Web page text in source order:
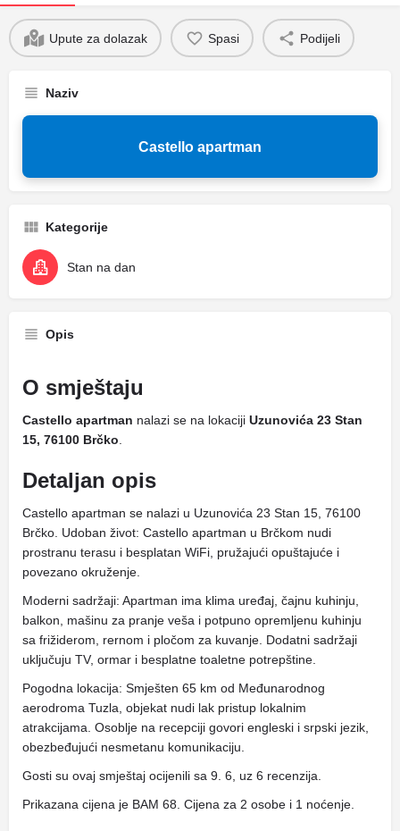
Upute za dolazak Spasi Podijeli
Naziv
Castello apartman
Kategorije
Stan na dan
Opis
O smještaju
Castello apartman nalazi se na lokaciji Uzunovića 23 Stan
15, 76100 Brčko
Detaljan opis
Castello apartman se nalazi u Uzunovića 23 Stan 15, 76100
Brčko. Udoban život: Castello apartman u Brčkom nudi
prostranu terasu i besplatan WiFi, pružajući opuštajuće i
povezano okruženje.
Moderni sadržaji: Apartman ima klima uređaj, čajnu kuhinju,
balkon, mašinu za pranje veša i potpuno opremljenu kuhinju
sa frižiderom, rernom i pločom za kuvanje. Dodatni sadržaji
uključuju TV, ormar i besplatne toaletne potrepštine.
Pogodna lokacija: Smješten 65 km od Međunarodnog
aerodroma Tuzla, objekat nudi lak pristup lokalnim
atrakcijama. Osoblje na recepciji govori engleski i srpski jezik,
obezbeđujući nesmetanu komunikaciju.
Gosti su ovaj smještaj ocijenili sa 9. 6, uz 6 recenzija.
Prikazana cijena je BAM 68. Cijena za 2 osobe i 1 noćenje.